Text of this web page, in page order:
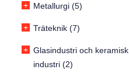
+ Metallurgi (5)
+ Träteknik (7)
+ Glasindustri och keramisk
industri (2)